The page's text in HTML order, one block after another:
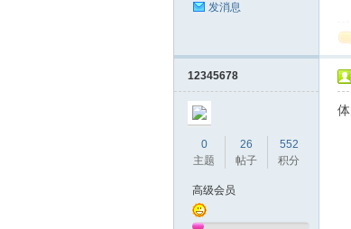
发消息
12345678
0
主题
26
帖子
552
积分
高级会员